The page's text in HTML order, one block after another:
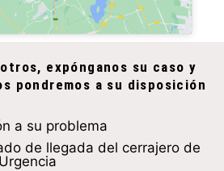
expónganos su caso y
pondremos a su disposición
a su problema
de llegada del cerrajero de